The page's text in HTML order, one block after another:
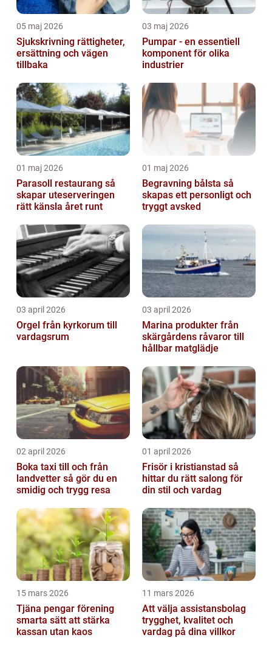
05 maj 2026
Sjukskrivning rättigheter,
ersättning och vägen
tillbaka
03 maj 2026
Pumpar - en essentiell
komponent för olika
industrier
01 maj 2026
Parasoll restaurang så
skapar uteserveringen
rätt känsla året runt
01 maj 2026
Begravning bålsta så
skapas ett personligt och
tryggt avsked
03 april 2026
Orgel från kyrkorum till
vardagsrum
03 april 2026
Marina produkter från
skärgårdens råvaror till
hållbar matglädje
02 april 2026
Boka taxi till och från
landvetter så gör du en
smidig och trygg resa
01 april 2026
Frisör i kristianstad så
hittar du rätt salong för
din stil och vardag
15 mars 2026
Tjäna pengar förening
smarta sätt att stärka
kassan utan kaos
11 mars 2026
Att välja assistansbolag
trygghet, kvalitet och
vardag på dina villkor